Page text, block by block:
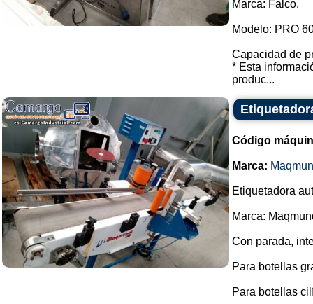
Marca: Falco.
Modelo: PRO
Capacidad de
* Esta
produc...
Código
Marca:
Etiquetadora
Marca:
Con parada,
Para botellas
Para botellas